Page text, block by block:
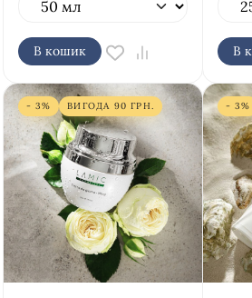
В кошик В
- 3% ВИГОДА 90 ГРН. - 3%